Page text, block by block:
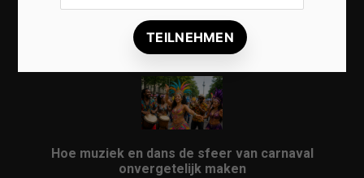
Vrijwilligers maken van carnaval een onvergetelijk
evenement
Hoe muziek en dans de sfeer van carnaval
onvergetelijk maken